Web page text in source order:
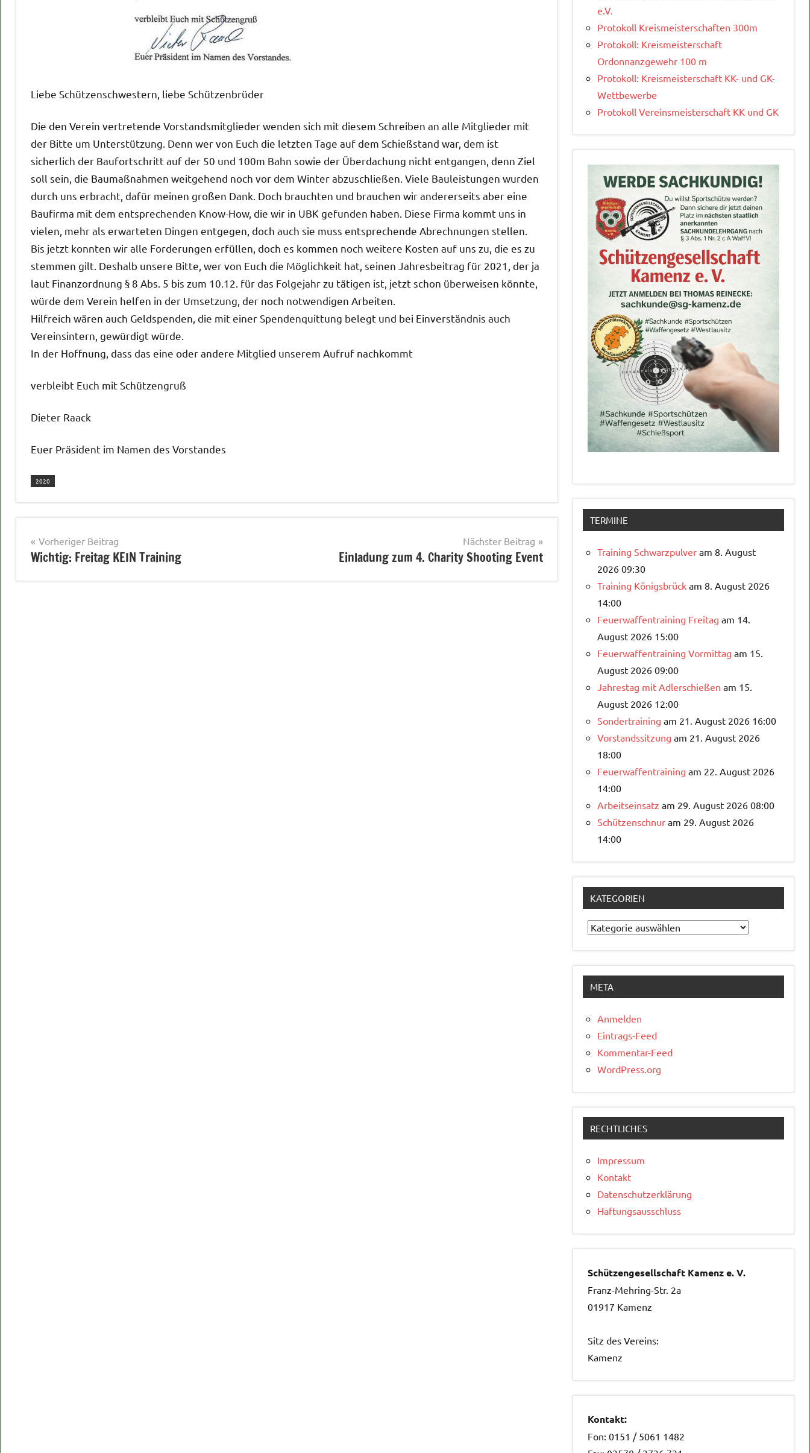
Liebe Schützenschwestern, liebe Schützenbrüder
Die den Verein vertretende Vorstandsmitglieder wenden sich mit diesem Schreiben an alle Mitglieder mit
der Bitte um Unterstützung. Denn wer von Euch die letzten Tage auf dem Schießstand war, dem ist
sicherlich der Baufortschritt auf der 50 und 100m Bahn sowie der Überdachung nicht entgangen, denn Ziel
soll sein, die Baumaßnahmen weitgehend noch vor dem Winter abzuschließen. Viele Bauleistungen wurden
durch uns erbracht, dafür meinen großen Dank. Doch brauchten und brauchen wir andererseits aber eine
Baufirma mit dem entsprechenden Know-How, die wir in UBK gefunden haben. Diese Firma kommt uns in
vielen, mehr als erwarteten Dingen entgegen, doch auch sie muss entsprechende Abrechnungen stellen.
Bis jetzt konnten wir alle Forderungen erfüllen, doch es kommen noch weitere Kosten auf uns zu, die es zu
stemmen gilt. Deshalb unsere Bitte, wer von Euch die Möglichkeit hat, seinen Jahresbeitrag für 2021, der ja
laut Finanzordnung § 8 Abs. 5 bis zum 10.12. für das Folgejahr zu tätigen ist, jetzt schon überweisen könnte,
würde dem Verein helfen in der Umsetzung, der noch notwendigen Arbeiten.
Hilfreich wären auch Geldspenden, die mit einer Spendenquittung belegt und bei Einverständnis auch
Vereinsintern, gewürdigt würde.
In der Hoffnung, dass das eine oder andere Mitglied unserem Aufruf nachkommt
verbleibt Euch mit Schützengruß
Dieter Raack
Euer Präsident im Namen des Vorstandes
2020
Beitragsnavigation
Vorheriger Beitrag
Wichtig: Freitag KEIN Training
Nächster Beitrag
Einladung zum 4. Charity Shooting Event
e.V.
Protokoll Kreismeisterschaften 300m
Protokoll: Kreismeisterschaft
Ordonnanzgewehr 100 m
Protokoll: Kreismeisterschaft KK- und GK-
Wettbewerbe
Protokoll Vereinsmeisterschaft KK und GK
TERMINE
Training Schwarzpulver am 8. August
2026 09:30
Training Königsbrück am 8. August 2026
14:00
Feuerwaffentraining Freitag am 14.
August 2026 15:00
Feuerwaffentraining Vormittag am 15.
August 2026 09:00
Jahrestag mit Adlerschießen am 15.
August 2026 12:00
Sondertraining am 21. August 2026 16:00
Vorstandssitzung am 21. August 2026
18:00
Feuerwaffentraining am 22. August 2026
14:00
Arbeitseinsatz am 29. August 2026 08:00
Schützenschnur am 29. August 2026
14:00
KATEGORIEN
Kategorien
META
Anmelden
Eintrags-Feed
Kommentar-Feed
WordPress.org
RECHTLICHES
Impressum
Kontakt
Datenschutzerklärung
Haftungsausschluss
Schützengesellschaft Kamenz e. V.
Franz-Mehring-Str. 2a
01917 Kamenz
Sitz des Vereins:
Kamenz
Kontakt:
Fon: 0151 / 5061 1482